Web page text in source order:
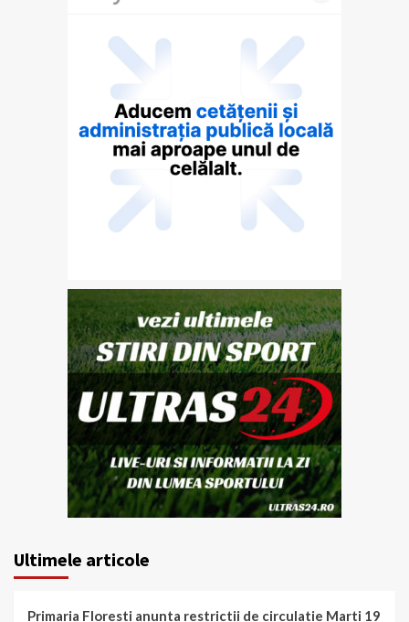
Ultimele articole
Primaria Floresti anunta restrictii de circulatie Marti 19